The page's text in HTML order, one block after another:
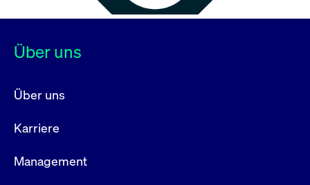
Über uns
Über uns
Karriere
Management